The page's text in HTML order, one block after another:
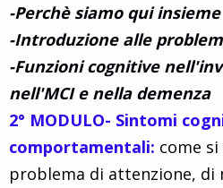
-Perchè siamo qui insieme
-Introduzione alle
-Funzioni cognitive
nell'MCI e nella demenza
2° MODULO- Sintomi
comportamentali: come
problema di attenzione, di